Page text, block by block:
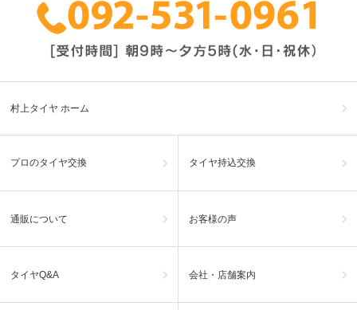
村上タイヤ ホーム
プロのタイヤ交換 タイヤ持込交換
通販について お客様の声
タイヤQ&A 会社・店舗案内